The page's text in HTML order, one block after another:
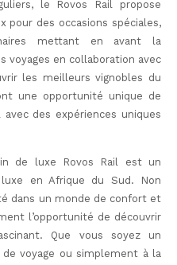
le Rovos Rail propose
pour des occasions spéciales,
mettant en avant la
voyages en collaboration avec
les meilleurs vignobles du
une opportunité unique de
des expériences uniques
de luxe Rovos Rail est un
luxe en Afrique du Sud. Non
dans un monde de confort et
l’opportunité de découvrir
Que vous soyez un
voyage ou simplement à la